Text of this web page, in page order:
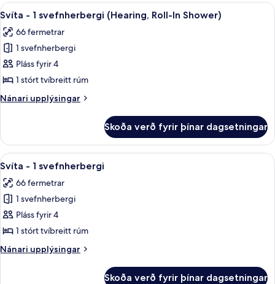
baðker
(Mobility,
Hearing)
stórt
rúm
(Mobility,
Hearing)
Skoða
allar
myndir
fyrir
Svíta
-
1
svefnherbergi
Roll-
In
Shower)
Rúmföt af bestu gerð, dúnsængur,
7
Svíta - 1 svefnherbergi (Hearing, Roll-In Shower)
66 fermetrar
1 svefnherbergi
Pláss fyrir 4
1 stórt tvíbreitt rúm
Nánari upplýsingar
Nánari
-
svefnherbergi
Roll-
In
Skoða verð fyrir þínar dagsetningar
Skoða
allar
myndir
fyrir
Svíta
-
1
svefnherbergi
Rúmföt af bestu gerð, dúnsængur,
7
Svíta - 1 svefnherbergi
66 fermetrar
1 svefnherbergi
Pláss fyrir 4
1 stórt tvíbreitt rúm
Nánari upplýsingar
Nánari
Skoða verð fyrir þínar dagsetningar